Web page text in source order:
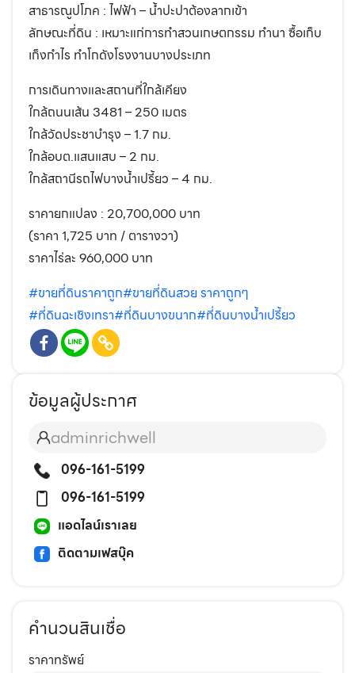
สาธารณูปโภค : ไฟฟ้า – น้ำปะปาต้องลากเข้า
ลักษณะที่ดิน : เหมาะแก่การทำสวนเกษตกรรม ทำนา ซื้อเก็บ
เก็งกำไร ทำโกดังโรงงานบางประเภท
การเดินทางและสถานที่ใกล้เคียง
ใกล้ถนนเส้น 3481 – 250 เมตร
ใกล้วัดประชาบำรุง – 1.7 กม.
ใกล้อบต.แสนแสบ – 2 กม.
ใกล้สถานีรถไฟบางน้ำเปรี้ยว – 4 กม.
ราคายกแปลง : 20,700,000 บาท
(ราคา 1,725 บาท / ตารางวา)
ราคาไร่ละ 960,000 บาท
#ขายที่ดินราคาถูก#ขายที่ดินสวย ราคาถูกๆ
#ที่ดินฉะเชิงเทรา#ที่ดินบางขนาก#ที่ดินบางน้ำเปรี้ยว
ข้อมูลผู้ประกาศ
adminrichwell
096-161-5199
096-161-5199
แอดไลน์เราเลย
ติดตามเฟสบุ๊ค
คำนวนสินเชื่อ
ราคาทรัพย์